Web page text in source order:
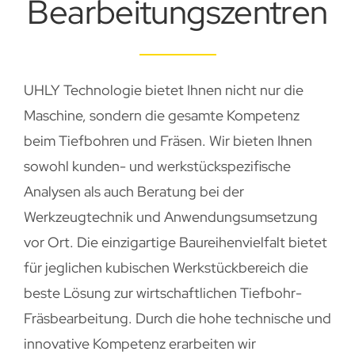
Bearbeitungszentren
UHLY Technologie bietet Ihnen nicht nur die
Maschine, sondern die gesamte Kompetenz
beim Tiefbohren und Fräsen. Wir bieten Ihnen
sowohl kunden- und werkstückspezifische
Analysen als auch Beratung bei der
Werkzeugtechnik und Anwendungsumsetzung
vor Ort. Die einzigartige Baureihenvielfalt bietet
für jeglichen kubischen Werkstückbereich die
beste Lösung zur wirtschaftlichen Tiefbohr-
Fräsbearbeitung. Durch die hohe technische und
innovative Kompetenz erarbeiten wir